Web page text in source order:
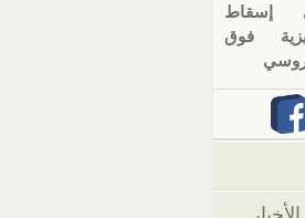
إسقاط
فوق
روسي